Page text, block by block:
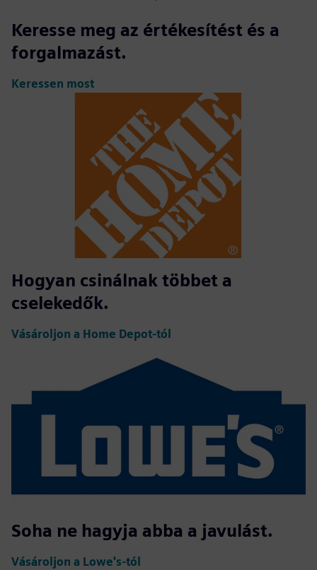
Keresse meg az értékesítést és a
forgalmazást.
Keressen most
Hogyan csinálnak többet a
cselekedők.
Vásároljon a Home Depot-tól
Soha ne hagyja abba a javulást.
Vásároljon a Lowe's-tól